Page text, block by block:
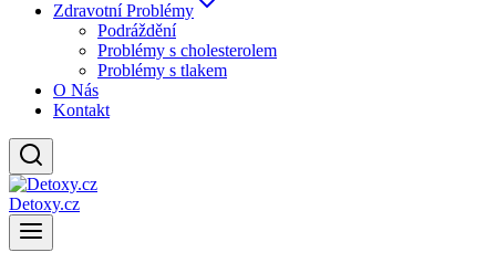
Zdravotní Problémy
Podráždění
Problémy s cholesterolem
Problémy s tlakem
O Nás
Kontakt
Detoxy.cz